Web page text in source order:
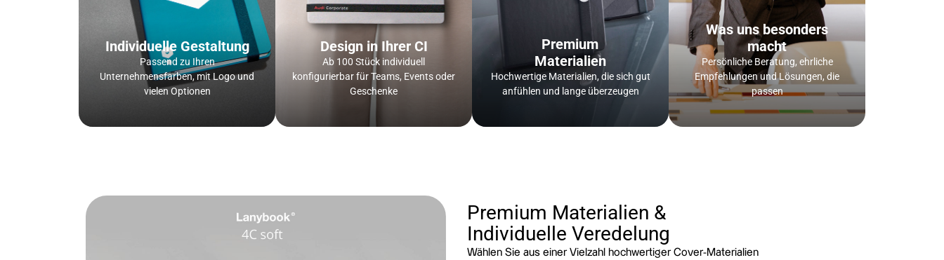
Individuelle Gestaltung
Passend zu Ihren
Unternehmensfarben, mit Logo und
vielen Optionen
Design in Ihrer CI
Ab 100 Stück individuell
konfigurierbar für Teams, Events oder
Geschenke
Premium
Materialien
Hochwertige Materialien, die sich gut
anfühlen und lange überzeugen
Was uns besonders
macht
Persönliche Beratung, ehrliche
Empfehlungen und Lösungen, die
passen
Wählen Sie aus einer Vielzahl hochwertiger Cover-Materialien
Premium Materialien &
Individuelle Veredelung